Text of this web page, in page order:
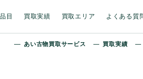
目 買取実績 買取エリア よくある質
あい古物買取サービス 買取実績